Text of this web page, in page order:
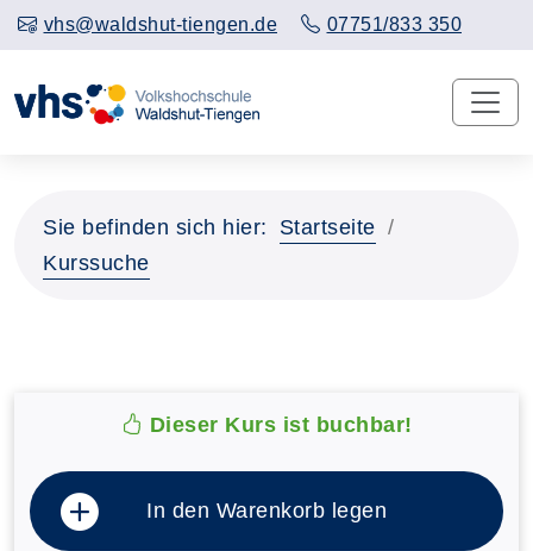
vhs@waldshut-tiengen.de 07751/833 350
Sie befinden sich hier:
Startseite
Kurssuche
Dieser Kurs ist buchbar!
In den Warenkorb legen